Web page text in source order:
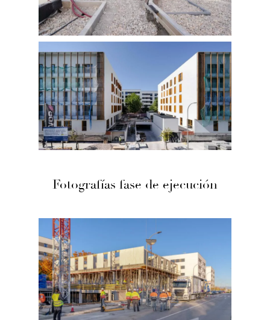
Fotografías fase de ejecución